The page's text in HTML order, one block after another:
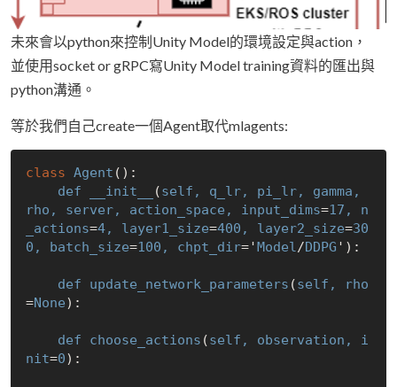
未來會以python來控制Unity Model的環境設定與action，
並使用socket or gRPC寫Unity Model training資料的匯出與
python溝通。
等於我們自己create一個Agent取代mlagents:
class Agent ():
def
__init__ (self, q_lr, pi_lr, gamma
rho , server, action_space , input_dims=17, n
_actions=4, layer1_size=400, layer2_size=30
0, batch_size=100, chpt_dir='Model/DDPG '):
def update_network_parameters (self,
rho
=None):
def choose_actions (self, observation , i
nit=0):